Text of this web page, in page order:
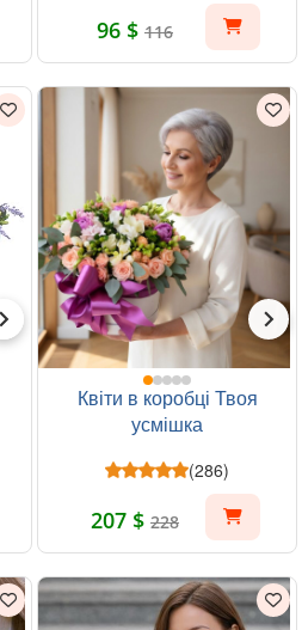
96 $ 116
Квіти в коробці Твоя
усмішка
(286)
207 $ 228